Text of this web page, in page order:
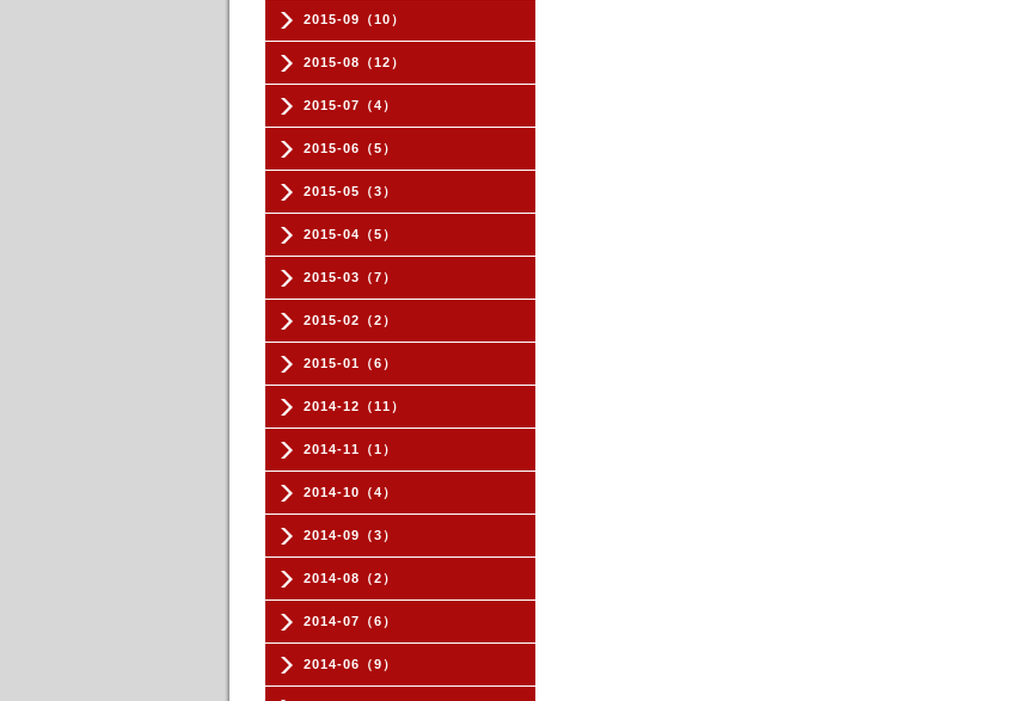
2015-09（10）
2015-08（12）
2015-07（4）
2015-06（5）
2015-05（3）
2015-04（5）
2015-03（7）
2015-02（2）
2015-01（6）
2014-12（11）
2014-11（1）
2014-10（4）
2014-09（3）
2014-08（2）
2014-07（6）
2014-06（9）